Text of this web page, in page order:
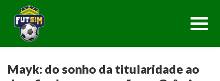
Mayk: do sonho da titularidade ao